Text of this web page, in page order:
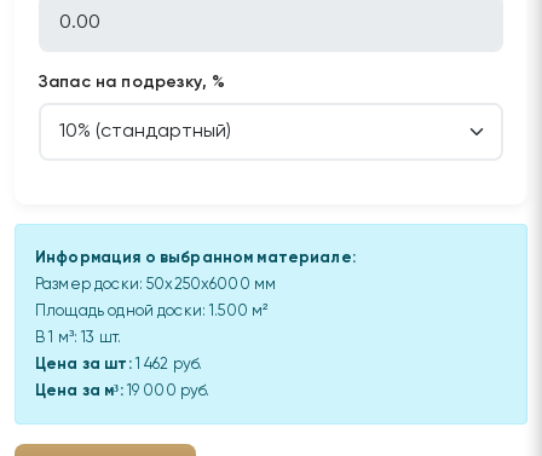
Запас на подрезку, %
Информация о выбранном материале:
Размер доски:50x250x6000 мм
Площадь одной доски:
1.500 м²
В 1 м³:
13 шт.
Цена за шт:1 462 руб.
Цена за м³:19 000 руб.